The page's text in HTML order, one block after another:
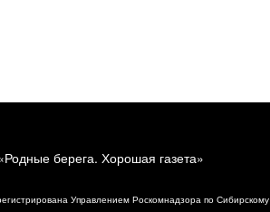
берега. Хорошая газета»
Управлением Роскомнадзора по Сибирскому